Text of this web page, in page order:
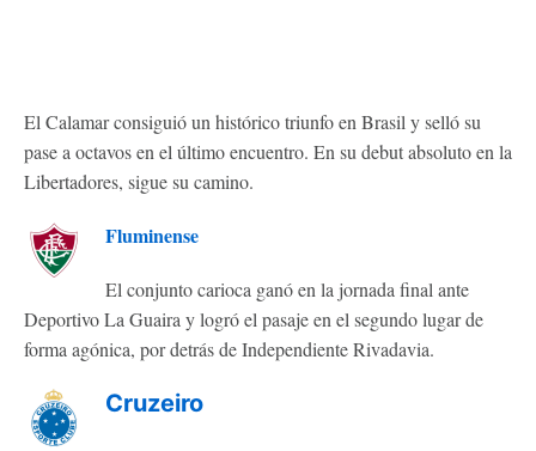
El Calamar consiguió un histórico triunfo en Brasil y selló su
pase a octavos en el último encuentro. En su debut absoluto en la
Libertadores, sigue su camino.
Fluminense
El conjunto carioca ganó en la jornada final ante
Deportivo La Guaira y logró el pasaje en el segundo lugar de
forma agónica, por detrás de Independiente Rivadavia.
Cruzeiro